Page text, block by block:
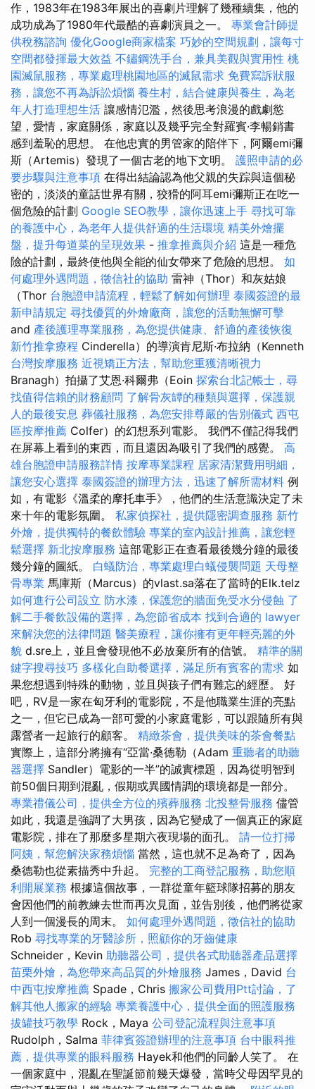
作，1983年在1983年展出的喜劇片理解了幾種續集，他的
成功成為了1980年代最酷的喜劇演員之一。 專業會計師提
供稅務諮詢 優化Google商家檔案 巧妙的空間規劃，讓每寸
空間都發揮最大效益 不鏽鋼洗手台，兼具美觀與實用性 桃
園滅鼠服務，專業處理桃園地區的滅鼠需求 免費寫訴狀服
務，讓您不再為訴訟煩惱 養生村，結合健康與養生，為老
年人打造理想生活 讓感情氾濫，然後思考浪漫的戲劇慾
望，愛情，家庭關係，家庭以及幾乎完全對羅賓·李暢銷書
感到羞恥的思想。 在他忠實的男管家的陪伴下，阿爾emi彌
斯（Artemis）發現了一個古老的地下文明。 護照申請的必
要步驟與注意事項 在得出結論認為他父親的失踪與這個秘
密的，淡淡的童話世界有關，狡猾的阿耳emi彌斯正在吃一
個危險的計劃 Google SEO教學，讓你迅速上手 尋找可靠
的養護中心，為老年人提供舒適的生活環境 精美外燴擺
盤，提升每道菜的呈現效果 - 推拿推薦與介紹 這是一種危
險的計劃，最終使他與全能的仙女帶來了危險的思想。 如
何處理外遇問題，徵信社的協助 雷神（Thor）和灰姑娘
（Thor 台胞證申請流程，輕鬆了解如何辦理 泰國簽證的最
新申請規定 尋找優質的外燴廠商，讓您的活動無懈可擊
and 產後護理專業服務，為您提供健康、舒適的產後恢復
新竹推拿療程 Cinderella）的導演肯尼斯·布拉納（Kenneth
台灣按摩服務 近視矯正方法，幫助您重獲清晰視力
Branagh）拍攝了艾恩·科爾弗（Eoin 探索台北記帳士，尋
找值得信賴的財務顧問 了解骨灰罈的種類與選擇，保護親
人的最後安息 葬儀社服務，為您安排尊嚴的告別儀式 西屯
區按摩推薦 Colfer）的幻想系列電影。 我們不僅記得我們
在屏幕上看到的東西，而且還因為吸引了我們的感覺。 高
雄台胞證申請服務詳情 按摩專業課程 居家清潔費用明細，
讓您安心選擇 泰國簽證的辦理方法，迅速了解所需材料 例
如，有電影《溫柔的摩托車手》，他們的生活意識決定了未
來十年的電影氛圍。 私家偵探社，提供隱密調查服務 新竹
外燴，提供獨特的餐飲體驗 專業的室內設計推薦，讓您輕
鬆選擇 新北按摩服務 這部電影正在查看最後幾分鐘的最後
幾分鐘的圖紙。 白蟻防治，專業處理白蟻侵襲問題 天母整
骨專業 馬庫斯（Marcus）的vlast.sa落在了當時的Elk.telz
如何進行公司設立 防水漆，保護您的牆面免受水分侵蝕 了
解二手餐飲設備的選擇，為您節省成本 找到合適的 lawyer
來解決您的法律問題 醫美療程，讓你擁有更年輕亮麗的外
貌 d.sre上，並且會發現他不必放棄所有的信號。 精準的關
鍵字搜尋技巧 多樣化自助餐選擇，滿足所有賓客的需求 如
果您想遇到特殊的動物，並且與孩子們有難忘的經歷。 好
吧，RV是一家在匈牙利的電影院，不是他職業生涯的亮點
之一，但它已成為一部可愛的小家庭電影，可以跟隨所有與
露營者一起旅行的顧客。 精緻茶會，提供美味的茶會餐點
實際上，這部分將擁有“亞當·桑德勒（Adam 重聽者的助聽
器選擇 Sandler）電影的一半”的誠實標題，因為從明智到
前50個日期到混亂，假期或異國情調的環境都是一部分。
專業禮儀公司，提供全方位的殯葬服務 北投整骨服務 儘管
如此，我還是強調了大男孩，因為它變成了一個真正的家庭
電影院，排在了那麼多星期六夜現場的面孔。 請一位打掃
阿姨，幫您解決家務煩惱 當然，這也就不足為奇了，因為
桑德勒也從素描秀中升起。 完整的工商登記服務，助您順
利開展業務 根據這個故事，一群從童年籃球隊招募的朋友
會因他們的前教練去世而再次見面，並告別後，他們將從家
人到一個漫長的周末。 如何處理外遇問題，徵信社的協助
Rob 尋找專業的牙醫診所，照顧你的牙齒健康
Schneider，Kevin 助聽器公司，提供各式助聽器產品選擇
苗栗外燴，為您帶來高品質的外燴服務 James，David 台
中西屯按摩推薦 Spade，Chris 搬家公司費用Ptt討論，了
解其他人搬家的經驗 專業養護中心，提供全面的照護服務
拔罐技巧教學 Rock，Maya 公司登記流程與注意事項
Rudolph，Salma 菲律賓簽證辦理的注意事項 台中眼科推
薦，提供專業的眼科服務 Hayek和他們的同齡人笑了。 在
一個家庭中，混亂在聖誕節前幾天爆發，當時父母因罕見的